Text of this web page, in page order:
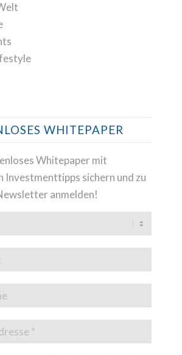
WHITEPAPER
Whitepaper mit
Investmenttipps sichern und zu
anmelden!